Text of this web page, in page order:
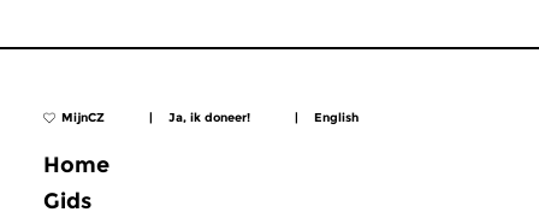
MijnCZ | Ja, ik doneer! | English
Home
Gids